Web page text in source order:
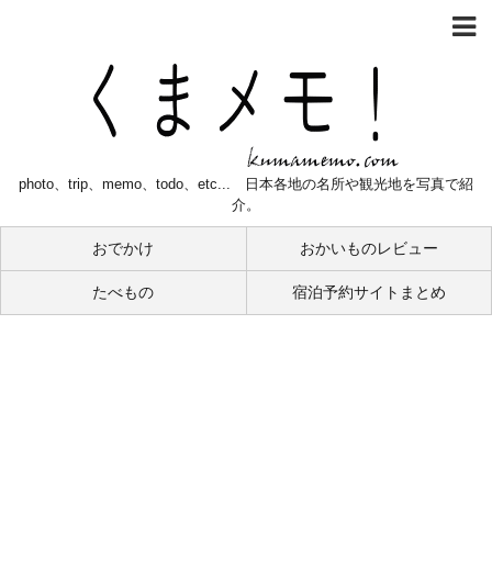
photo、trip、memo、todo、etc... 日本各地の名所や観光地を写真で紹
介。
おでかけ おかいものレビュー
たべもの 宿泊予約サイトまとめ